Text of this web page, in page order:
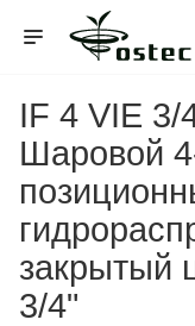
IF 4 VIE 3/
Шаровой
закрытый
3/4"